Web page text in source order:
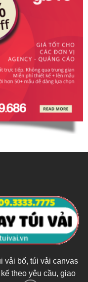
vải bố, túi vải canvas
theo yêu cầu, giao